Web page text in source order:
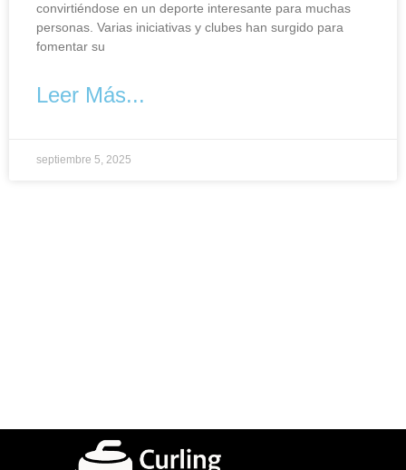
convirtiéndose en un deporte interesante para muchas
personas. Varias iniciativas y clubes han surgido para
fomentar su
Leer Más...
septiembre 5, 2025